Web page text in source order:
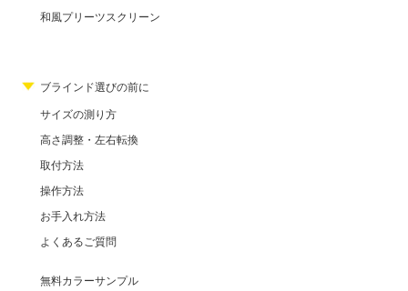
和風プリーツスクリーン
ブラインド選びの前に
サイズの測り方
高さ調整・左右転換
取付方法
操作方法
お手入れ方法
よくあるご質問
無料カラーサンプル